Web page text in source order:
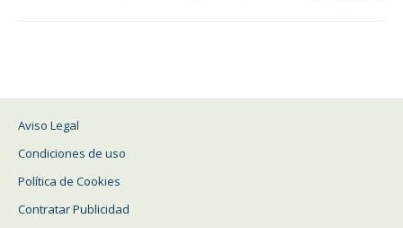
Aviso Legal
Condiciones de uso
Política de Cookies
Contratar Publicidad